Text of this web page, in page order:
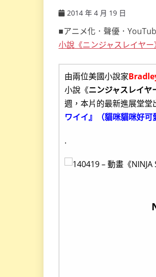
2014 年 4 月 19 日
■アニメ化．聲優．
小說《ニンジャスレイヤ
由兩位美國小說家
小說《ニンジャスレイヤ
週，本片的最新進展堂
ワイイ』（貓咪貓咪好可
.